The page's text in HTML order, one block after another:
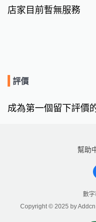
店家目前暫無服務
評價
成為第一個留下評價
幫助
數字
Copyright © 2025 by